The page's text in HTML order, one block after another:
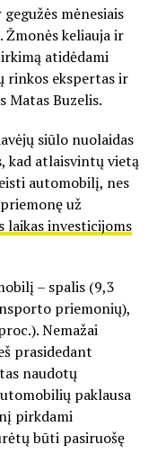
mėnesiais
keliauja ir
atidėdami
rinkos ekspertas ir
Matas Buzelis.
siūlo nuolaidas
kad atlaisvintų vietą
automobilį, nes
už
laikas investicijoms
– spalis (9,3
priemonių),
Nemažai
prasidedant
naudotų
paklausa
pirkdami
būti pasiruošę